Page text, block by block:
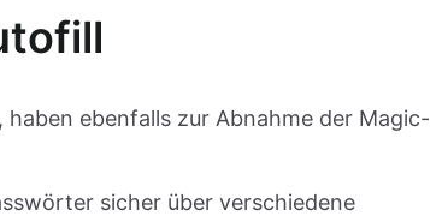
ebenfalls zur Abnahme der Magic-
sicher über verschiedene